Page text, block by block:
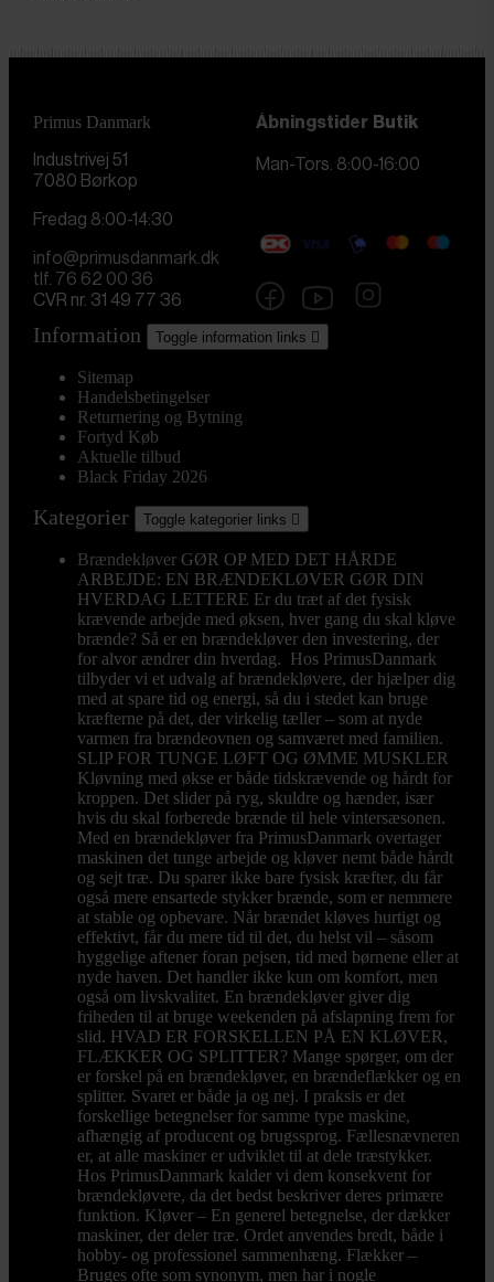
Primus Danmark
Industrivej 51
7080 Børkop
Åbningstider Butik
Man-Tors. 8:00-16:00
Fredag 8:00-14:30
info@primusdanmark.dk
tlf. 76 62 00 36
CVR nr. 31 49 77 36
Information Toggle information links 
Sitemap
Handelsbetingelser
Returnering og Bytning
Fortyd Køb
Aktuelle tilbud
Black Friday 2026
Kategorier Toggle kategorier links 
Brændekløver GØR OP MED DET HÅRDE
ARBEJDE: EN BRÆNDEKLØVER GØR DIN
HVERDAG LETTERE Er du træt af det fysisk
krævende arbejde med øksen, hver gang du skal kløve
brænde? Så er en brændekløver den investering, der
for alvor ændrer din hverdag. Hos PrimusDanmark
tilbyder vi et udvalg af brændekløvere, der hjælper dig
med at spare tid og energi, så du i stedet kan bruge
kræfterne på det, der virkelig tæller – som at nyde
varmen fra brændeovnen og samværet med familien.
SLIP FOR TUNGE LØFT OG ØMME MUSKLER
Kløvning med økse er både tidskrævende og hårdt for
kroppen. Det slider på ryg, skuldre og hænder, især
hvis du skal forberede brænde til hele vintersæsonen.
Med en brændekløver fra PrimusDanmark overtager
maskinen det tunge arbejde og kløver nemt både hårdt
og sejt træ. Du sparer ikke bare fysisk kræfter, du får
også mere ensartede stykker brænde, som er nemmere
at stable og opbevare. Når brændet kløves hurtigt og
effektivt, får du mere tid til det, du helst vil – såsom
hyggelige aftener foran pejsen, tid med børnene eller at
nyde haven. Det handler ikke kun om komfort, men
også om livskvalitet. En brændekløver giver dig
friheden til at bruge weekenden på afslapning frem for
slid. HVAD ER FORSKELLEN PÅ EN KLØVER,
FLÆKKER OG SPLITTER? Mange spørger, om der
er forskel på en brændekløver, en brændeflækker og en
splitter. Svaret er både ja og nej. I praksis er det
forskellige betegnelser for samme type maskine,
afhængig af producent og brugssprog. Fællesnævneren
er, at alle maskiner er udviklet til at dele træstykker.
Hos PrimusDanmark kalder vi dem konsekvent for
brændekløvere, da det bedst beskriver deres primære
funktion. Kløver – En generel betegnelse, der dækker
maskiner, der deler træ. Ordet anvendes bredt, både i
hobby- og professionel sammenhæng. Flækker –
Bruges ofte som synonym, men har i nogle